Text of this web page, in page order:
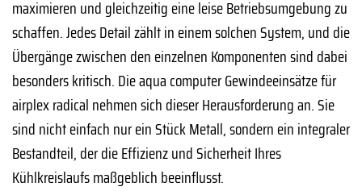
maximieren und gleichzeitig eine leise Betriebsumgebung zu
schaffen. Jedes Detail zählt in einem solchen System, und die
Übergänge zwischen den einzelnen Komponenten sind dabei
besonders kritisch. Die aqua computer Gewindeeinsätze für
airplex radical nehmen sich dieser Herausforderung an. Sie
sind nicht einfach nur ein Stück Metall, sondern ein integraler
Bestandteil, der die Effizienz und Sicherheit Ihres
Kühlkreislaufs maßgeblich beeinflusst.